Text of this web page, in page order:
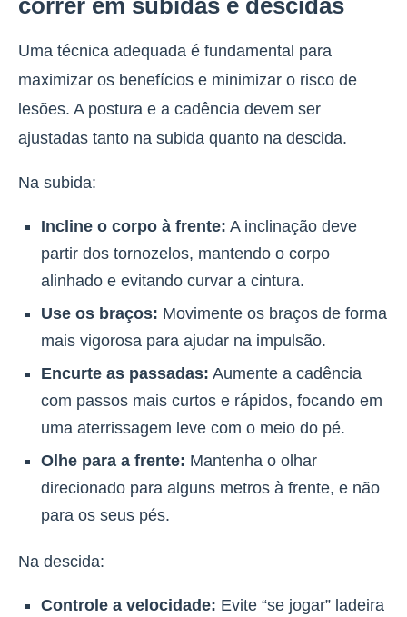
Uma técnica adequada é fundamental para
maximizar os benefícios e minimizar o risco de
lesões. A postura e a cadência devem ser
ajustadas tanto na subida quanto na descida.
Na subida:
Incline o corpo à frente: A inclinação deve
partir dos tornozelos, mantendo o corpo
alinhado e evitando curvar a cintura.
Use os braços: Movimente os braços de forma
mais vigorosa para ajudar na impulsão.
Encurte as passadas: Aumente a cadência
com passos mais curtos e rápidos, focando em
uma aterrissagem leve com o meio do pé.
Olhe para a frente: Mantenha o olhar
direcionado para alguns metros à frente, e não
para os seus pés.
Na descida:
Controle a velocidade: Evite “se jogar” ladeira